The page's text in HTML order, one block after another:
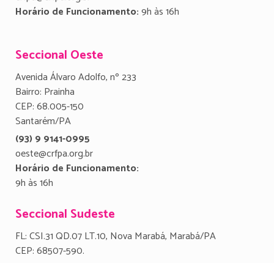
Horário de Funcionamento:9h às 16h
Seccional Oeste
Avenida Álvaro Adolfo, nº 233
Bairro: Prainha
CEP: 68.005-150
Santarém/PA
(93) 9 9141-0995
oeste@crfpa.org.br
Horário de Funcionamento:
9h às 16h
Seccional Sudeste
FL: CSI.31 QD.07 LT.10, Nova Marabá, Marabá/PA
CEP: 68507-590.